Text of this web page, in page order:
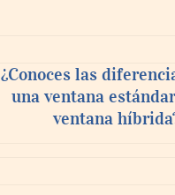
¿Conoces las
una ventana
ventana